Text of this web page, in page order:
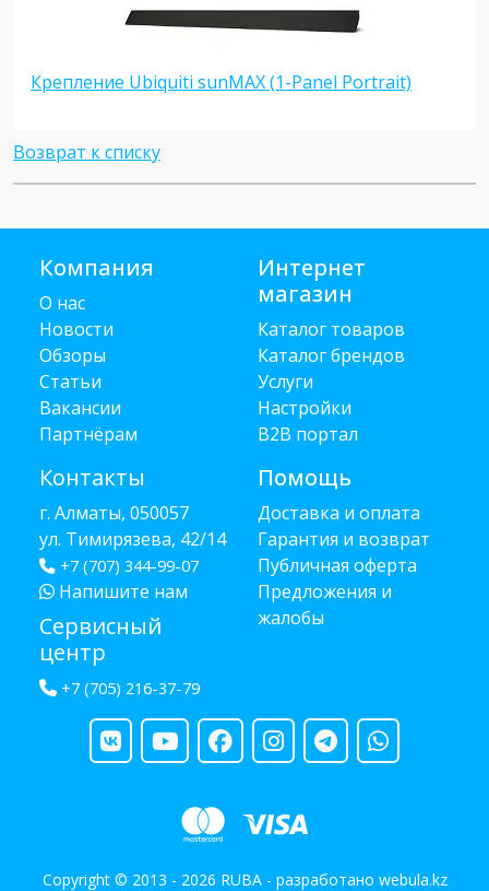
Крепление Ubiquiti sunMAX (1-Panel Portrait)
Возврат к списку
Компания
О нас
Новости
Обзоры
Статьи
Вакансии
Партнёрам
Контакты
г. Алматы, 050057
ул. Тимирязева, 42/14
+7 (707) 344-99-07
Напишите нам
Сервисный
центр
+7 (705) 216-37-79
Интернет
магазин
Каталог товаров
Каталог брендов
Услуги
Настройки
B2B портал
Помощь
Доставка и оплата
Гарантия и возврат
Публичная оферта
Предложения и
жалобы
Copyright © 2013 - 2026 RUBA - разработано webula.kz